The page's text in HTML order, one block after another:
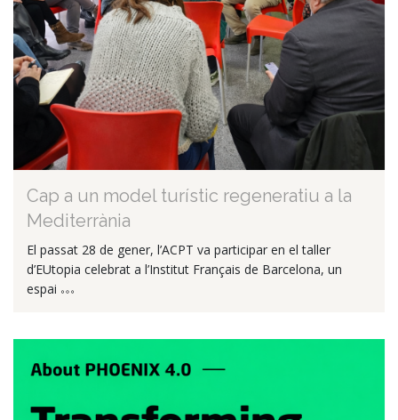
Cap a un model turístic regeneratiu a la
Mediterrània
El passat 28 de gener, l’ACPT va participar en el taller
d’EUtopia celebrat a l’Institut Français de Barcelona, un
espai